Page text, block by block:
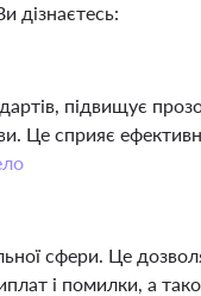
дізнаєтесь:
підвищує
Це сприяє
сфери. Це
і помилки, а